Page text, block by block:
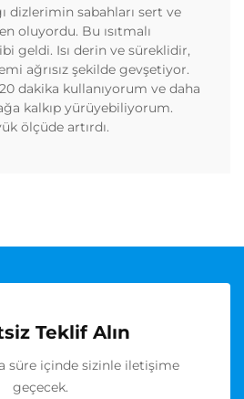
dizlerimin sabahları sert ve
oluyordu. Bu ısıtmalı
geldi. Isı derin ve süreklidir,
ağrısız şekilde gevşetiyor.
dakika kullanıyorum ve daha
kalkıp yürüyebiliyorum.
ölçüde artırdı.
Teklif Alın
süre içinde sizinle iletişime
geçecek.